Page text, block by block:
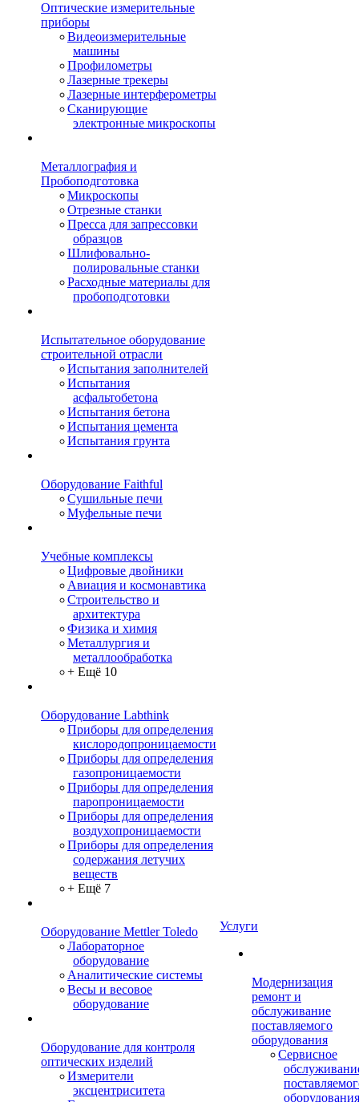
Оптические измерительные
приборы
Видеоизмерительные
машины
Профилометры
Лазерные трекеры
Лазерные интерферометры
Сканирующие
электронные микроскопы
Металлография и
Пробоподготовка
Микроскопы
Отрезные станки
Пресса для запрессовки
образцов
Шлифовально-
полировальные станки
Расходные материалы для
пробоподготовки
Испытательное оборудование
строительной отрасли
Испытания заполнителей
Испытания
асфальтобетона
Испытания бетона
Испытания цемента
Испытания грунта
Оборудование Faithful
Сушильные печи
Муфельные печи
Учебные комплексы
Цифровые двойники
Авиация и космонавтика
Строительство и
архитектура
Физика и химия
Металлургия и
металлообработка
+ Ещё 10
Оборудование Labthink
Приборы для определения
кислородопроницаемости
Приборы для определения
газопроницаемости
Приборы для определения
паропроницаемости
Приборы для определения
воздухопроницаемости
Приборы для определения
содержания летучих
веществ
+ Ещё 7
Оборудование Mettler Toledo
Лабораторное
оборудование
Аналитические системы
Весы и весовое
оборудование
Оборудование для контроля
оптических изделий
Измерители
эксцентриситета
Услуги
Модернизация
ремонт и
обслуживание
поставляемого
оборудования
Сервисное
оборудования